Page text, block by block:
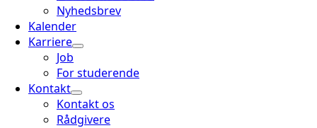
Nyhedsbrev
Kalender
Karriere
Job
For studerende
Kontakt
Kontakt os
Rådgivere